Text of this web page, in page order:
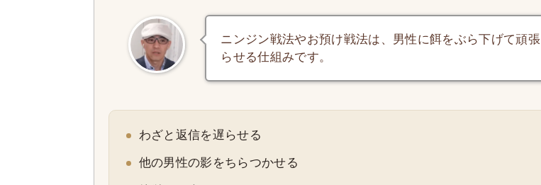
ニンジン戦法やお預け戦法は、男性に餌をぶら下げて頑張
らせる仕組みです。
わざと返信を遅らせる
他の男性の影をちらつかせる